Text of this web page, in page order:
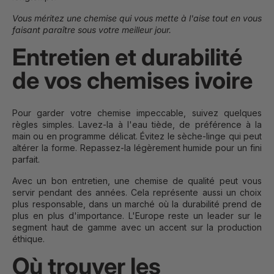
Vous méritez une chemise qui vous mette à l'aise tout en vous
faisant paraître sous votre meilleur jour.
Entretien et durabilité
de vos chemises ivoire
Pour garder votre chemise impeccable, suivez quelques
règles simples. Lavez-la à l'eau tiède, de préférence à la
main ou en programme délicat. Évitez le sèche-linge qui peut
altérer la forme. Repassez-la légèrement humide pour un fini
parfait.
Avec un bon entretien, une chemise de qualité peut vous
servir pendant des années. Cela représente aussi un choix
plus responsable, dans un marché où la durabilité prend de
plus en plus d'importance. L'Europe reste un leader sur le
segment haut de gamme avec un accent sur la production
éthique.
Où trouver les